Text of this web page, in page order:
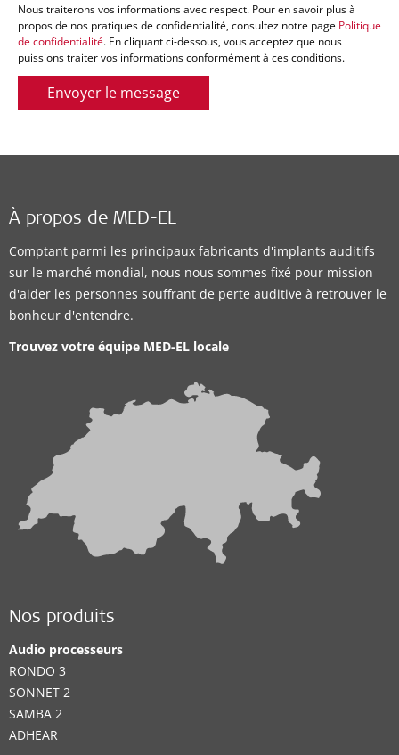
Nous traiterons vos informations avec respect. Pour en savoir plus à
propos de nos pratiques de confidentialité, consultez notre page Politique
de confidentialité. En cliquant ci-dessous, vous acceptez que nous
puissions traiter vos informations conformément à ces conditions.
Envoyer le message
À propos de MED-EL
Comptant parmi les principaux fabricants d'implants auditifs
sur le marché mondial, nous nous sommes fixé pour mission
d'aider les personnes souffrant de perte auditive à retrouver le
bonheur d'entendre.
Trouvez votre équipe MED-EL locale
Nos produits
Audio processeurs
RONDO 3
SONNET 2
SAMBA 2
ADHEAR